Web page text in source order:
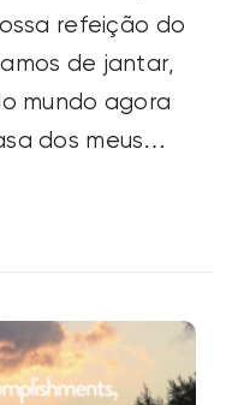
refeição do
de jantar,
mundo agora
dos meus
plantio, da